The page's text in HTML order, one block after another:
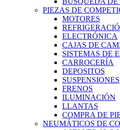
PIEZAS DE
MOTORES
ELECTRÓNICA
CAJAS DE
SISTEMAS DE
CARROCERÍA
DEPOSITOS
SUSPENSIONES
FRENOS
ILUMINACIÓN
LLANTAS
COMPRA DE
NEUMÁTICOS DE